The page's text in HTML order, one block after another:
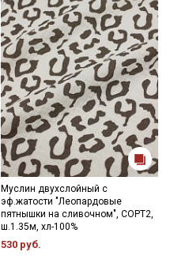
Муслин двухслойный с
эф.жатости "Леопардовые
пятнышки на сливочном", СОРТ2,
ш.1.35м, хл-100%
530 руб.